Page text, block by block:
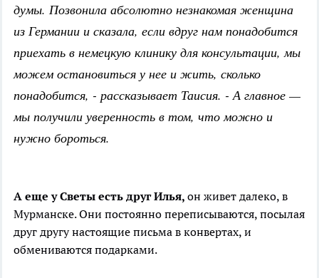
думы. Позвонила абсолютно незнакомая женщина
из Германии и сказала, если вдруг нам понадобится
приехать в немецкую клинику для консультации, мы
можем остановиться у нее и жить, сколько
понадобится, - рассказывает Таисия. - А главное —
мы получили уверенность в том, что можно и
нужно бороться.
А еще у Светы есть друг Илья, он живет далеко, в
Мурманске. Они постоянно переписываются, посылая
друг другу настоящие письма в конвертах, и
обмениваются подарками.